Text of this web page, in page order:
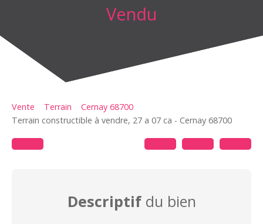
Vendu
Vente Terrain
Cernay 68700
Terrain constructible à vendre, 27 a 07 ca - Cernay 68700
Descriptifdu bien